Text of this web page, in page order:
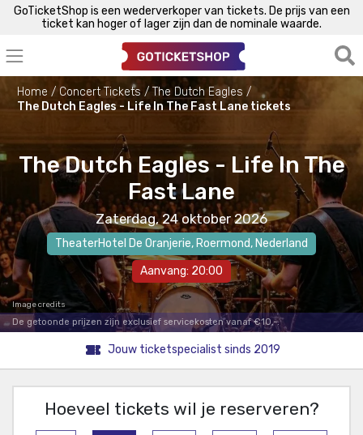
GoTicketShop is een wederverkoper van tickets. De prijs van een
ticket kan hoger of lager zijn dan de nominale waarde.
Home Concert Tickets
The Dutch Eagles
The Dutch Eagles - Life In The Fast Lane tickets
The Dutch Eagles - Life In The
Fast Lane
Zaterdag, 24 oktober 2026
TheaterHotel De Oranjerie, Roermond, Nederland
Aanvang: 20:00
Image credits
De getoonde prijzen zijn exclusief servicekosten vanaf €10,-.
Jouw ticketspecialist sinds 2019
Hoeveel tickets wil je reserveren?